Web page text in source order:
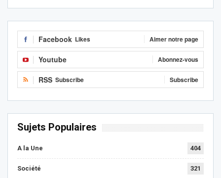
Facebook Likes Aimer notre page
Youtube Abonnez-vous
RSS Subscribe Subscribe
Sujets Populaires
A la Une 404
Société 321